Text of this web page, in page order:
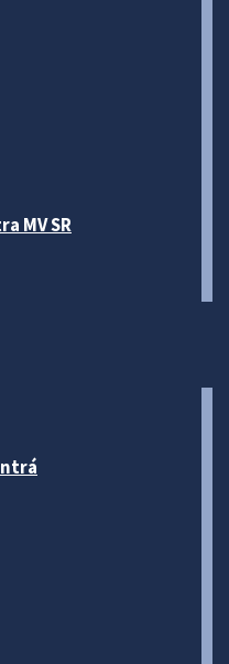
MV SR